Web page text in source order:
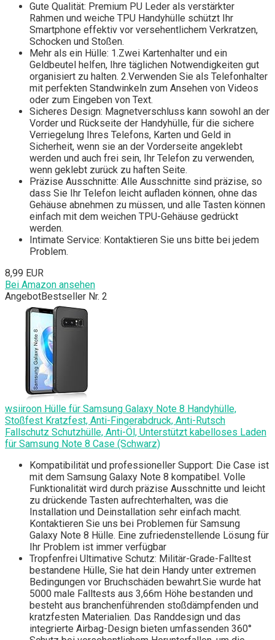
Gute Qualität: Premium PU Leder als verstärkter
Rahmen und weiche TPU Handyhülle schützt Ihr
Smartphone effektiv vor versehentlichem Verkratzen,
Schocken und Stoßen.
Mehr als ein Hülle: 1.Zwei Kartenhalter und ein
Geldbeutel helfen, Ihre täglichen Notwendigkeiten gut
organisiert zu halten. 2.Verwenden Sie als Telefonhalter
mit perfekten Standwinkeln zum Ansehen von Videos
oder zum Eingeben von Text.
Sicheres Design: Magnetverschluss kann sowohl an der
Vorder und Rückseite der Handyhülle, für die sichere
Verriegelung Ihres Telefons, Karten und Geld in
Sicherheit, wenn sie an der Vorderseite angeklebt
werden und auch frei sein, Ihr Telefon zu verwenden,
wenn geklebt zurück zu haften Seite.
Präzise Ausschnitte: Alle Ausschnitte sind präzise, so
dass Sie Ihr Telefon leicht aufladen können, ohne das
Gehäuse abnehmen zu müssen, und alle Tasten können
einfach mit dem weichen TPU-Gehäuse gedrückt
werden.
Intimate Service: Kontaktieren Sie uns bitte bei jedem
Problem.
8,99 EUR
Bei Amazon ansehen
AngebotBestseller Nr. 2
wsiiroon Hülle für Samsung Galaxy Note 8 Handyhülle,
Stoßfest Kratzfest, Anti-Fingerabdruck, Anti-Rutsch
Fallschutz Schutzhülle, Anti-Öl, Unterstützt kabelloses Laden
für Samsung Note 8 Case (Schwarz)
Kompatibilität und professioneller Support: Die Case ist
mit dem Samsung Galaxy Note 8 kompatibel. Volle
Funktionalität wird durch präzise Ausschnitte und leicht
zu drückende Tasten aufrechterhalten, was die
Installation und Deinstallation sehr einfach macht.
Kontaktieren Sie uns bei Problemen für Samsung
Galaxy Note 8 Hülle. Eine zufriedenstellende Lösung für
Ihr Problem ist immer verfügbar
Tropfenfrei Ultimative Schutz: Militär-Grade-Falltest
bestandene Hülle, Sie hat dein Handy unter extremen
Bedingungen vor Bruchschäden bewahrt.Sie wurde hat
5000 male Falltests aus 3,66m Höhe bestanden und
besteht aus branchenführenden stoßdämpfenden und
kratzfesten Materialien. Das Randdesign und das
integrierte Airbag-Design bieten umfassenden 360°